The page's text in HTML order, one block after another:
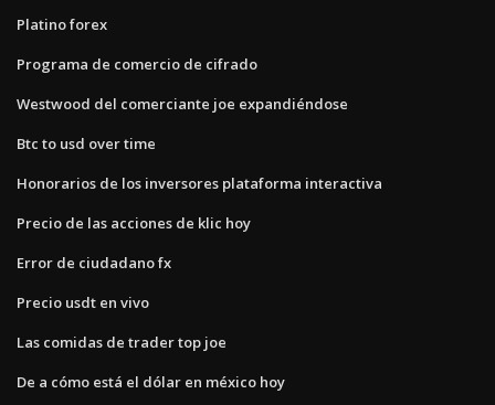
Platino forex
Programa de comercio de cifrado
Westwood del comerciante joe expandiéndose
Btc to usd over time
Honorarios de los inversores plataforma interactiva
Precio de las acciones de klic hoy
Error de ciudadano fx
Precio usdt en vivo
Las comidas de trader top joe
De a cómo está el dólar en méxico hoy